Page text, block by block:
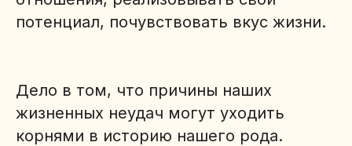
потенциал, почувствовать вкус жизни.
Дело в том, что причины наших
жизненных неудач могут уходить
корнями в историю нашего рода.